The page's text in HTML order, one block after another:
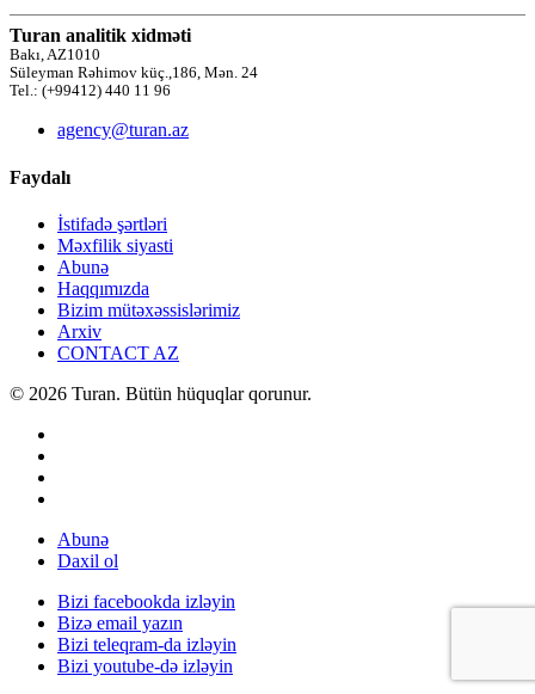
Turan analitik xidməti
Bakı, AZ1010
Süleyman Rəhimov küç.,186, Mən. 24
Tel.: (+99412) 440 11 96
agency@turan.az
Faydalı
İstifadə şərtləri
Məxfilik siyasti
Abunə
Haqqımızda
Bizim mütəxəssislərimiz
Arxiv
CONTACT AZ
© 2026 Turan. Bütün hüquqlar qorunur.
Abunə
Daxil ol
Bizi facebookda izləyin
Bizə email yazın
Bizi teleqram-da izləyin
Bizi youtube-də izləyin